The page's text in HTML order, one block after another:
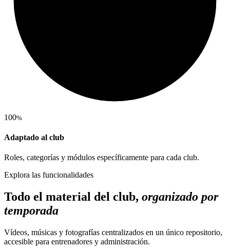
100%
Adaptado al club
Roles, categorías y módulos específicamente para cada club.
Explora las funcionalidades
Todo el material del club, organizado por
temporada
Vídeos, músicas y fotografías centralizados en un único repositorio,
accesible para entrenadores y administración.